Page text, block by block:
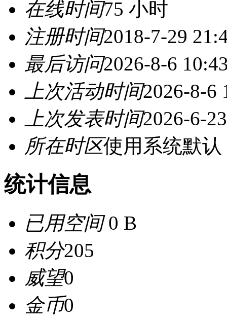
在线时间75 小时
注册时间2018-7-29
最后访问2026-8-6
上次活动时间2026-8-6
上次发表时间2026-6-
所在时区使用系统默认
统计信息
已用空间0 B
积分205
威望0
金币0